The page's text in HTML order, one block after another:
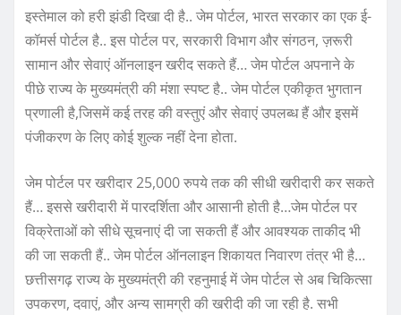
इस्तेमाल को हरी झंडी दिखा दी है.. जेम पोर्टल, भारत सरकार का एक ई-
कॉमर्स पोर्टल है.. इस पोर्टल पर, सरकारी विभाग और संगठन, ज़रूरी
सामान और सेवाएं ऑनलाइन खरीद सकते हैं… जेम पोर्टल अपनाने के
पीछे राज्य के मुख्यमंत्री की मंशा स्पष्ट है.. जेम पोर्टल एकीकृत भुगतान
प्रणाली है,जिसमें कई तरह की वस्तुएं और सेवाएं उपलब्ध हैं और इसमें
पंजीकरण के लिए कोई शुल्क नहीं देना होता.
जेम पोर्टल पर खरीदार 25,000 रुपये तक की सीधी खरीदारी कर सकते
हैं… इससे खरीदारी में पारदर्शिता और आसानी होती है…जेम पोर्टल पर
विक्रेताओं को सीधे सूचनाएं दी जा सकती हैं और आवश्यक ताकीद भी
की जा सकती हैं.. जेम पोर्टल ऑनलाइन शिकायत निवारण तंत्र भी है…
छत्तीसगढ़ राज्य के मुख्यमंत्री की रहनुमाई में जेम पोर्टल से अब चिकित्सा
उपकरण, दवाएं, और अन्य सामग्री की खरीदी की जा रही है. सभी